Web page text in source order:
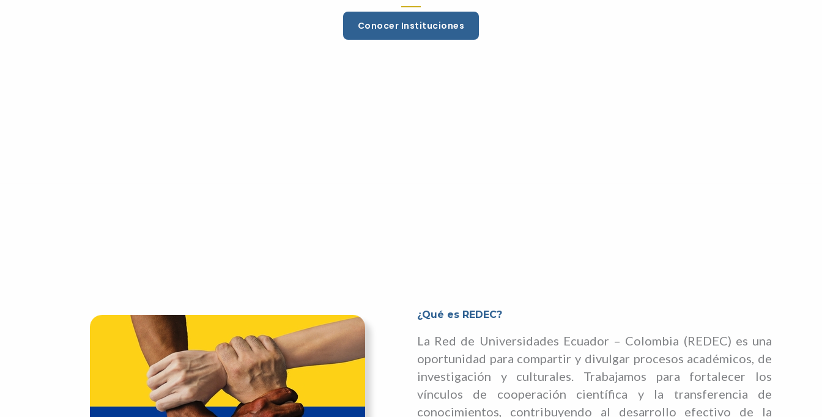
Conocer Instituciones
¿Qué es REDEC?
La Red de Universidades Ecuador – Colombia (REDEC) es una
oportunidad para compartir y divulgar procesos académicos, de
investigación y culturales. Trabajamos para fortalecer los
vínculos de cooperación científica y la transferencia de
conocimientos, contribuyendo al desarrollo efectivo de la